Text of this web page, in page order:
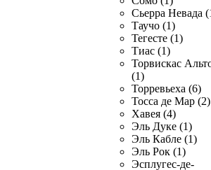
Сьерра Невада
Таучо (1)
Тегесте (1)
Тиас (1)
Торвискас
(1)
Торревьеха (6)
Тосса де Мар (2)
Хавея (4)
Эль Дуке (1)
Эль Кабле (1)
Эль Рок (1)
Эсплугес-де-